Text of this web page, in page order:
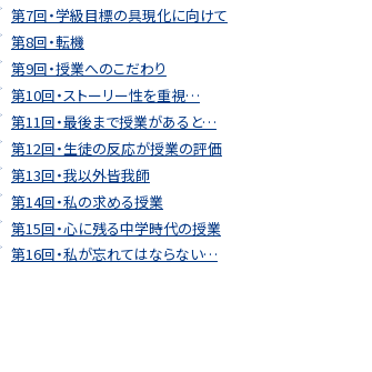
第7回・学級目標の具現化に向けて
第8回・転機
第9回・授業へのこだわり
第10回・ストーリー性を重視…
第11回・最後まで授業があると…
第12回・生徒の反応が授業の評価
第13回・我以外皆我師
第14回・私の求める授業
第15回・心に残る中学時代の授業
第16回・私が忘れてはならない…